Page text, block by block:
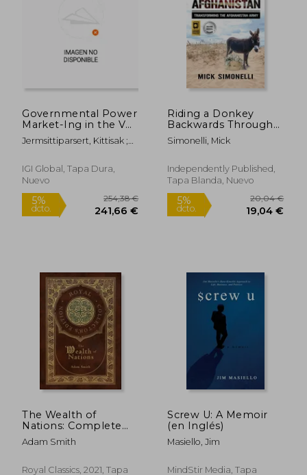
5%
dcto.
34,22 €
32,51 €
5%
dcto.
dcto. 29,91 € dcto.
Governmental Power
Market-Ing in the VU-
CHAOS World (en
Inglés)
Jermsittiparsert, Kittisak ;
Pavapanunkul, Shayut
IGI Global, Tapa Dura,
Nuevo
Riding a Donkey
Backwards Through
Afghanistan:
Transforming the
Inglés)
Simonelli, Mick
Independently Published,
Tapa Blanda, Nuevo
The Wealth of
Nations: Complete
(Case Laminate
Hardcover With
Adam Smith
Royal Classics, 2021, Tapa
Screw U: A Memoir
(en Inglés)
Masiello, Jim
MindStir Media, Tapa